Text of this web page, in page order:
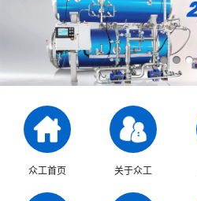
众工首页 关于众工